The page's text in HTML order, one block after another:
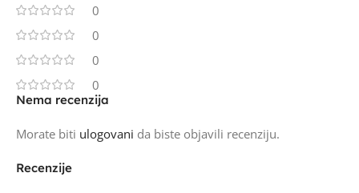
0
0
0
0
Recenzije
Nema recenzija
Morate biti ulogovani da biste objavili recenziju.